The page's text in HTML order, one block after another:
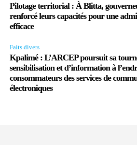
Pilotage territorial : À Blitta,
renforcé leurs capacités pour une
efficace
Faits divers
Kpalimé : L’ARCEP poursuit sa
sensibilisation et d’information à
consommateurs des services de
électroniques